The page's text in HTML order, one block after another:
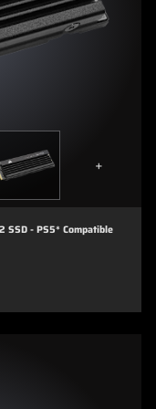
+
SSD - PS5* Compatible